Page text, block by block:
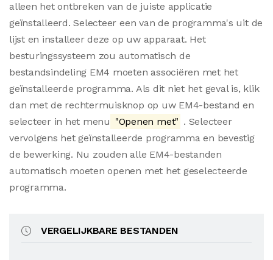
alleen het ontbreken van de juiste applicatie
geïnstalleerd. Selecteer een van de programma's uit de
lijst en installeer deze op uw apparaat. Het
besturingssysteem zou automatisch de
bestandsindeling EM4 moeten associëren met het
geïnstalleerde programma. Als dit niet het geval is, klik
dan met de rechtermuisknop op uw EM4-bestand en
selecteer in het menu "Openen met" . Selecteer
vervolgens het geïnstalleerde programma en bevestig
de bewerking. Nu zouden alle EM4-bestanden
automatisch moeten openen met het geselecteerde
programma.
VERGELIJKBARE BESTANDEN